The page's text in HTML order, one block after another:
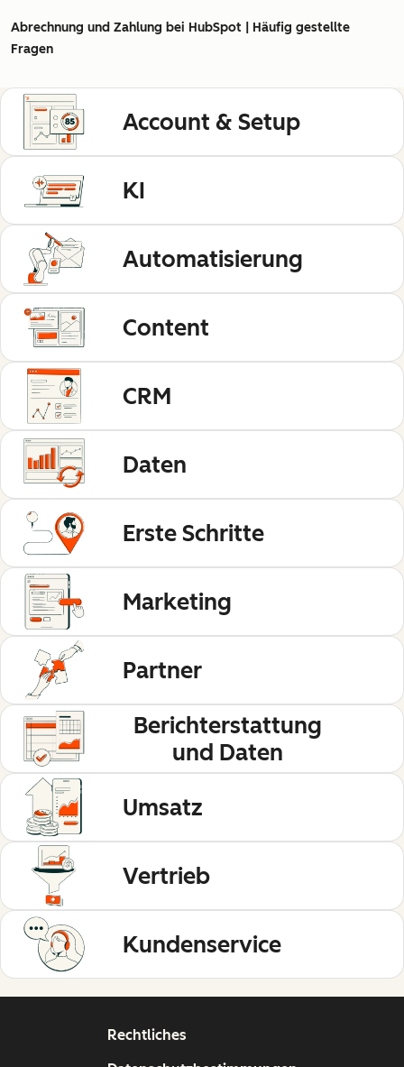
Abrechnung und Zahlung bei HubSpot | Häufig gestellte
Fragen
Account & Setup
KI
Automatisierung
Content
CRM
Daten
Erste Schritte
Marketing
Partner
Berichterstattung
und Daten
Umsatz
Vertrieb
Kundenservice
Rechtliches